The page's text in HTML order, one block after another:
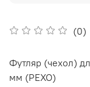
(0)
Футляр (чехол)
мм (PEXO)